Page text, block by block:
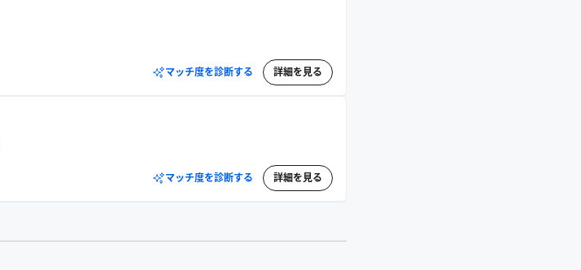
マッチ度を診断する 詳細を見る
マッチ度を診断する 詳細を見る